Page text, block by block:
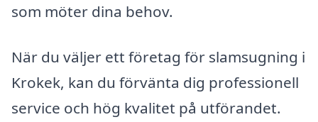
som möter dina behov.
När du väljer ett företag för slamsugning i
Krokek, kan du förvänta dig professionell
service och hög kvalitet på utförandet.